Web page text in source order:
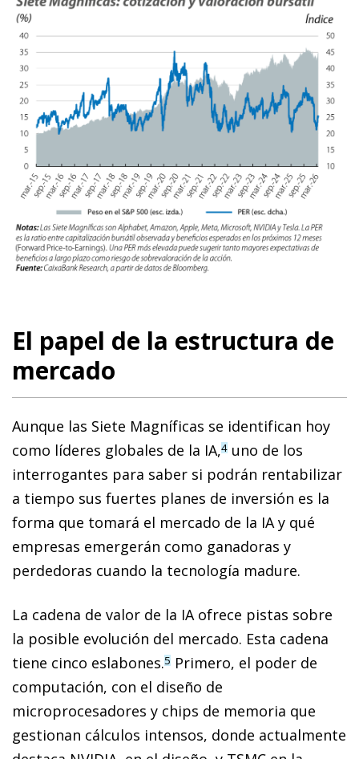
El papel de la estructura de
mercado
Aunque las Siete Magníficas se identifican hoy
como líderes globales de la IA,4 uno de los
interrogantes para saber si podrán rentabilizar
a tiempo sus fuertes planes de inversión es la
forma que tomará el mercado de la IA y qué
empresas emergerán como ganadoras y
perdedoras cuando la tecnología madure.
La cadena de valor de la IA ofrece pistas sobre
la posible evolución del mercado. Esta cadena
tiene cinco eslabones.5 Primero, el poder de
computación, con el diseño de
microprocesadores y chips de memoria que
gestionan cálculos intensos, donde actualmente